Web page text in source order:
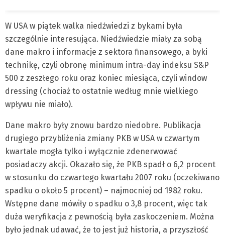
W USA w piątek walka niedźwiedzi z bykami była
szczególnie interesująca. Niedźwiedzie miały za sobą
dane makro i informacje z sektora finansowego, a byki
technikę, czyli obronę minimum intra-day indeksu S&P
500 z zeszłego roku oraz koniec miesiąca, czyli window
dressing (chociaż to ostatnie według mnie wielkiego
wpływu nie miało).
Dane makro były znowu bardzo niedobre. Publikacja
drugiego przybliżenia zmiany PKB w USA w czwartym
kwartale mogła tylko i wyłącznie zdenerwować
posiadaczy akcji. Okazało się, że PKB spadł o 6,2 procent
w stosunku do czwartego kwartału 2007 roku (oczekiwano
spadku o około 5 procent) – najmocniej od 1982 roku.
Wstępne dane mówiły o spadku o 3,8 procent, więc tak
duża weryfikacja z pewnością była zaskoczeniem. Można
było jednak udawać, że to jest już historia, a przyszłość